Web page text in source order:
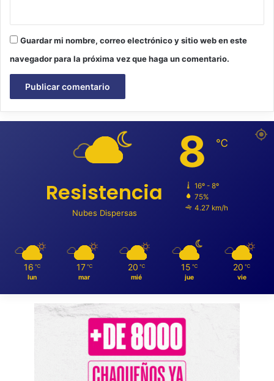
Guardar mi nombre, correo electrónico y sitio web en este
navegador para la próxima vez que haga un comentario.
Resistencia
Nubes Dispersas
8 ℃
16º - 8º
75%
4.27 km/h
16 ℃
lun
17 ℃
mar
20 ℃
mié
15 ℃
jue
20 ℃
vie